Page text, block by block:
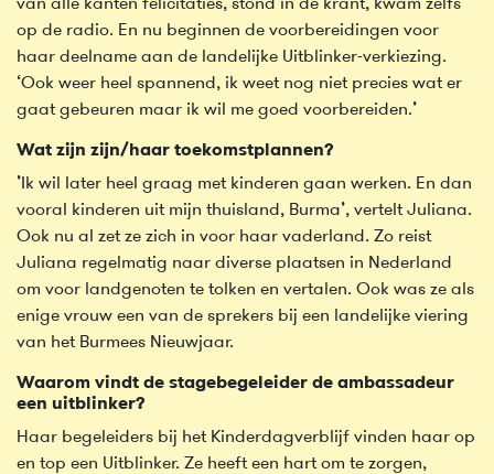
van alle kanten felicitaties, stond in de krant, kwam zelfs
op de radio. En nu beginnen de voorbereidingen voor
haar deelname aan de landelijke Uitblinker-verkiezing.
‘Ook weer heel spannend, ik weet nog niet precies wat er
gaat gebeuren maar ik wil me goed voorbereiden.’
Wat zijn zijn/haar toekomstplannen?
’Ik wil later heel graag met kinderen gaan werken. En dan
vooral kinderen uit mijn thuisland, Burma’, vertelt Juliana.
Ook nu al zet ze zich in voor haar vaderland. Zo reist
Juliana regelmatig naar diverse plaatsen in Nederland
om voor landgenoten te tolken en vertalen. Ook was ze als
enige vrouw een van de sprekers bij een landelijke viering
van het Burmees Nieuwjaar.
Waarom vindt de stagebegeleider de ambassadeur
een uitblinker?
Haar begeleiders bij het Kinderdagverblijf vinden haar op
en top een Uitblinker. Ze heeft een hart om te zorgen,